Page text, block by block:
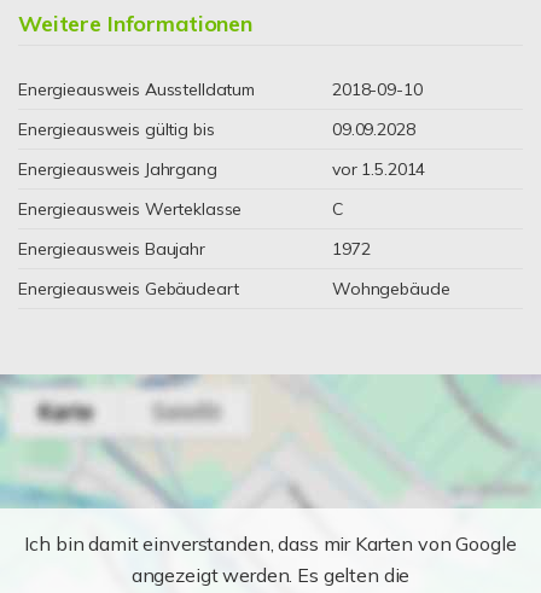
Weitere Informationen
Energieausweis Ausstelldatum
2018-09-10
Energieausweis gültig bis
09.09.2028
Energieausweis Jahrgang
vor 1.5.2014
Energieausweis Werteklasse
C
Energieausweis Baujahr
1972
Energieausweis Gebäudeart
Wohngebäude
Ich bin damit einverstanden, dass mir Karten von Google
angezeigt werden. Es gelten die